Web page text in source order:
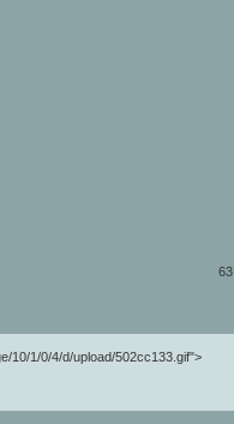
63
10/1/0/4/d/upload/502cc133.gif">